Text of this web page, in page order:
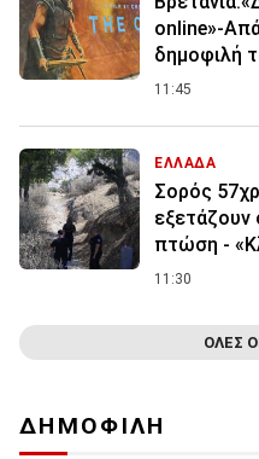
online»-
δημοφιλή
11:45
ΕΛΛΑΔΑ
Σορός
εξετάζουν
πτώση -
11:30
ΟΛΕΣ
ΔΗΜΟΦΙΛΗ